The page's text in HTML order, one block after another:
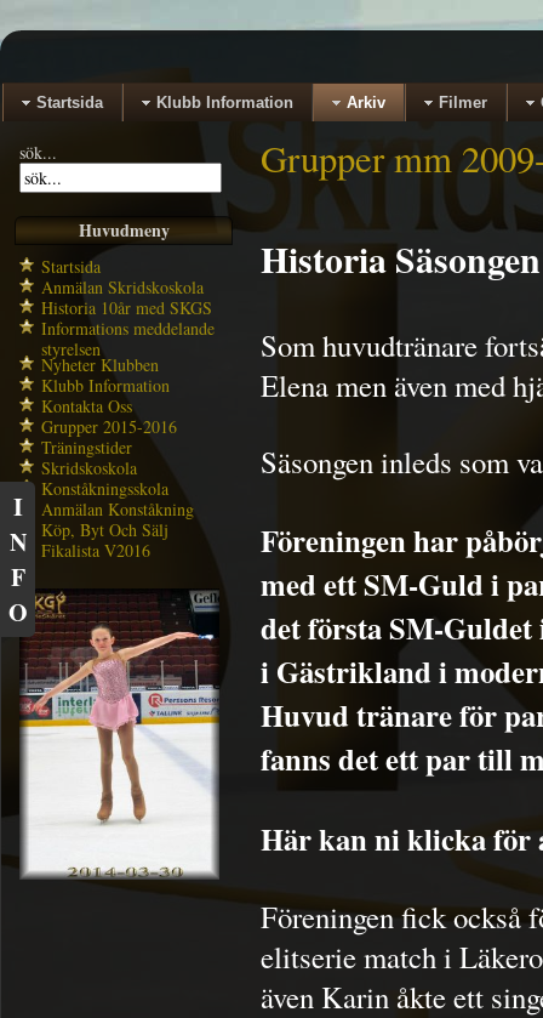
Startsida Klubb Information Arkiv Filmer
sök...
Huvudmeny
Startsida
Anmälan Skridskoskola
Historia 10år med SKGS
Informations meddelande
styrelsen
Nyheter Klubben
Klubb Information
Kontakta Oss
Grupper 2015-2016
Träningstider
Skridskoskola
Konståkningsskola
Anmälan Konståkning
Köp, Byt Och Sälj
Fikalista V2016
Grupper mm
Historia
Som huvudtränare
Elena men även med
Säsongen inleds som
Föreningen har
med ett SM-Guld i
det första SM-Guldet
i Gästrikland i
Huvud tränare för
fanns det ett par till
Här kan ni klicka för
Föreningen fick också
elitserie match i
även Karin åkte ett
I
N
F
O